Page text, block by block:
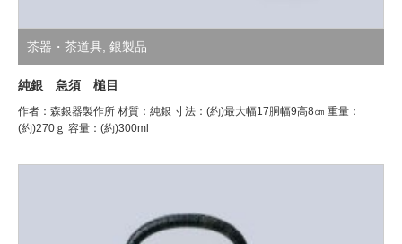
茶器・茶道具 銀製品
純銀 急須 槌目
作者：森銀器製作所 材質：純銀 寸法：(約)最大幅17胴幅9高8㎝ 重量：
(約)270ｇ 容量：(約)300ml